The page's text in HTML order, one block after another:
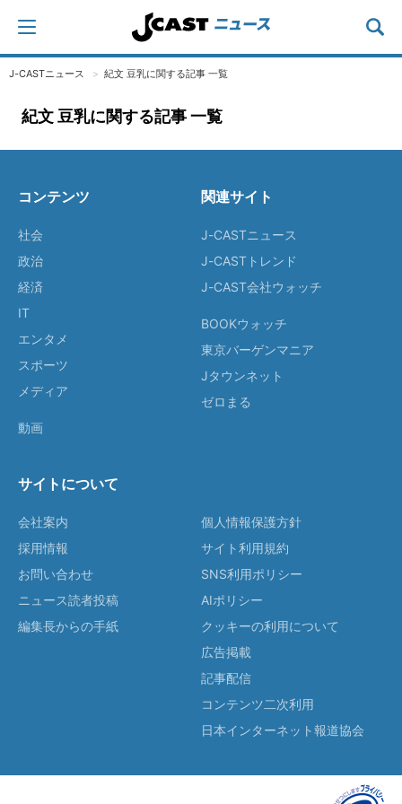
J-CASTニュース 紀文 豆乳に関する記事 一覧
紀文 豆乳に関する記事 一覧
コンテンツ
社会
政治
経済
IT
エンタメ
スポーツ
メディア
動画
関連サイト
J-CASTニュース
J-CASTトレンド
J-CAST会社ウォッチ
BOOKウォッチ
東京バーゲンマニア
Jタウンネット
ゼロまる
サイトについて
会社案内
採用情報
お問い合わせ
ニュース読者投稿
編集長からの手紙
個人情報保護方針
サイト利用規約
SNS利用ポリシー
AIポリシー
クッキーの利用について
広告掲載
記事配信
コンテンツ二次利用
日本インターネット報道協会